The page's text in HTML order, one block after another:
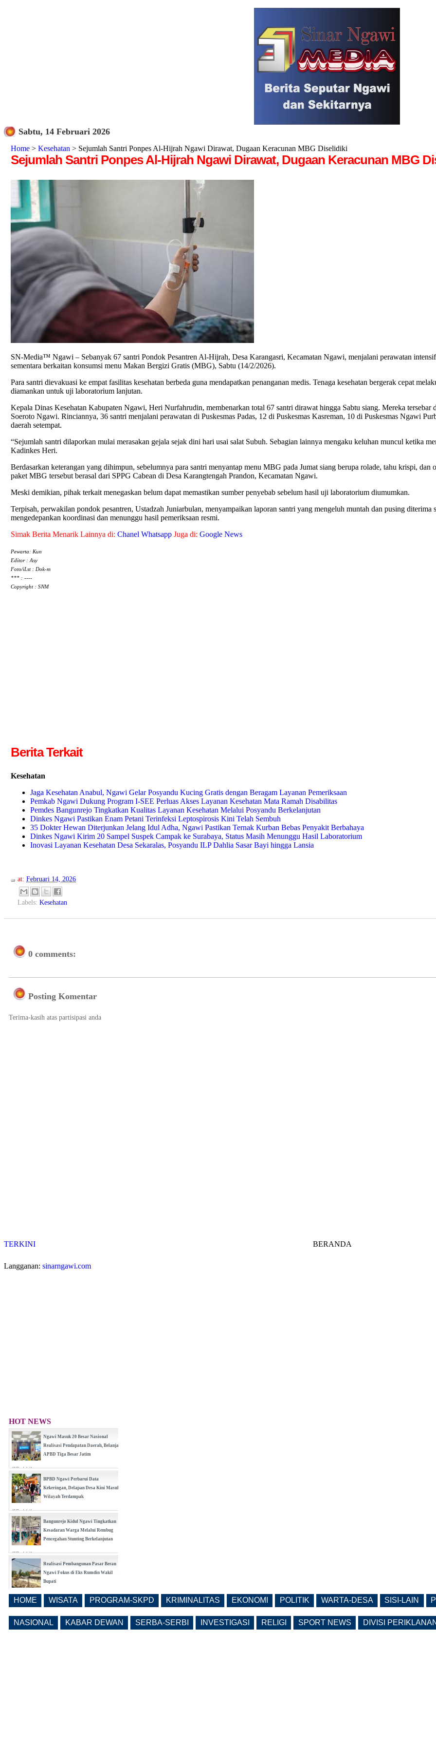
Sabtu, 14 Februari 2026
Home > Kesehatan > Sejumlah Santri Ponpes Al-Hijrah Ngawi Dirawat, Dugaan Keracunan MBG Diselidiki
Sejumlah Santri Ponpes Al-Hijrah Ngawi Dirawat, Dugaan Keracunan MBG
SN-Media™ Ngawi – Sebanyak 67 santri Pondok Pesantren Al-Hijrah, Desa Karangasri, Kecamatan Ngawi, menjalani perawatan
sementara berkaitan konsumsi menu Makan Bergizi Gratis (MBG), Sabtu (14/2/2026).
Para santri dievakuasi ke empat fasilitas kesehatan berbeda guna mendapatkan penanganan medis. Tenaga kesehatan bergerak cepat
diamankan untuk uji laboratorium lanjutan.
Kepala Dinas Kesehatan Kabupaten Ngawi, Heri Nurfahrudin, membenarkan total 67 santri dirawat hingga Sabtu siang. Mereka tersebar
Soeroto Ngawi. Rinciannya, 36 santri menjalani perawatan di Puskesmas Padas, 12 di Puskesmas Kasreman, 10 di Puskesmas Ngawi
daerah setempat.
“Sejumlah santri dilaporkan mulai merasakan gejala sejak dini hari usai salat Subuh. Sebagian lainnya mengaku keluhan muncul ketika
Kadinkes Heri.
Berdasarkan keterangan yang dihimpun, sebelumnya para santri menyantap menu MBG pada Jumat siang berupa rolade, tahu krispi,
paket MBG tersebut berasal dari SPPG Cabean di Desa Karangtengah Prandon, Kecamatan Ngawi.
Meski demikian, pihak terkait menegaskan belum dapat memastikan sumber penyebab sebelum hasil uji laboratorium diumumkan.
Terpisah, perwakilan pondok pesantren, Ustadzah Juniarbulan, menyampaikan laporan santri yang mengeluh muntah dan pusing diterima
mengedepankan koordinasi dan menunggu hasil pemeriksaan resmi.
Simak Berita Menarik Lainnya di: Chanel Whatsapp Juga di: Google News
Pewarta: Kun
Editor : Asy
Foto/iLst : Dok-m
*** : ----
Copyright : SNM
Berita Terkait
Kesehatan
Jaga Kesehatan Anabul, Ngawi Gelar Posyandu Kucing Gratis dengan Beragam Layanan Pemeriksaan
Pemkab Ngawi Dukung Program I-SEE Perluas Akses Layanan Kesehatan Mata Ramah Disabilitas
Pemdes Bangunrejo Tingkatkan Kualitas Layanan Kesehatan Melalui Posyandu Berkelanjutan
Dinkes Ngawi Pastikan Enam Petani Terinfeksi Leptospirosis Kini Telah Sembuh
35 Dokter Hewan Diterjunkan Jelang Idul Adha, Ngawi Pastikan Ternak Kurban Bebas Penyakit Berbahaya
Dinkes Ngawi Kirim 20 Sampel Suspek Campak ke Surabaya, Status Masih Menunggu Hasil Laboratorium
Inovasi Layanan Kesehatan Desa Sekaralas, Posyandu ILP Dahlia Sasar Bayi hingga Lansia
at: Februari 14, 2026
Labels: Kesehatan
0 comments:
Posting Komentar
Terima-kasih atas partisipasi anda
TERKINI BERANDA
Langganan: sinarngawi.com
HOT NEWS
Ngawi Masuk 20 Besar Nasional
Realisasi Pendapatan Daerah, Belanja
APBD Tiga Besar Jatim
(0 Reply(s))
BPBD Ngawi Perbarui Data
Kekeringan, Delapan Desa Kini Masuk
Wilayah Terdampak
(0 Reply(s))
Bangunrejo Kidul Ngawi Tingkatkan
Kesadaran Warga Melalui Rembug
Pencegahan Stunting Berkelanjutan
(0 Reply(s))
Realisasi Pembangunan Pasar Beran
Ngawi Fokus di Eks Rumdin Wakil
Bupati
(0 Reply(s))
HOME WISATA PROGRAM-SKPD KRIMINALITAS EKONOMI POLITIK WARTA-DESA SISI-LAIN
NASIONAL KABAR DEWAN SERBA-SERBI INVESTIGASI RELIGI SPORT NEWS DIVISI